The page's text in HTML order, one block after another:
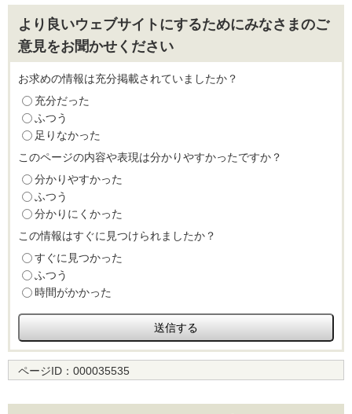
より良いウェブサイトにするためにみなさまのご
意見をお聞かせください
お求めの情報は充分掲載されていましたか？
充分だった
ふつう
足りなかった
このページの内容や表現は分かりやすかったですか？
分かりやすかった
ふつう
分かりにくかった
この情報はすぐに見つけられましたか？
すぐに見つかった
ふつう
時間がかかった
ページID： 000035535